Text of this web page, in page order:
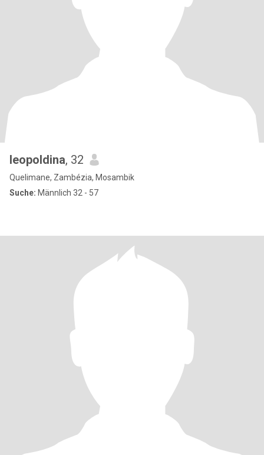
leopoldina, 32
Quelimane, Zambézia, Mosambik
Suche: Männlich 32 - 57